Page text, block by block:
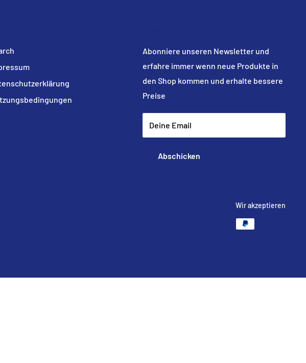
Abonniere unseren Newsletter und
erfahre immer wenn neue Produkte in
den Shop kommen und erhalte bessere
Preise
Deine Email
Abschicken
Wir akzeptieren